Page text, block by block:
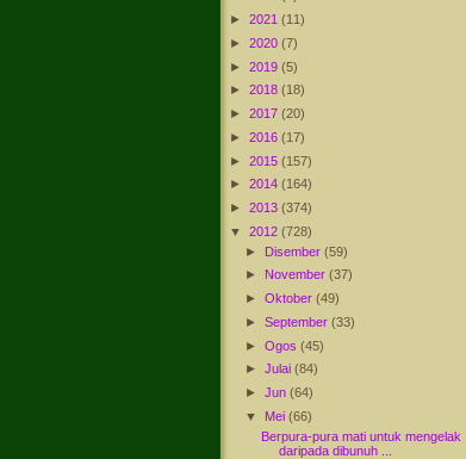
► 2021 (11)
► 2020 (7)
► 2019 (5)
► 2018 (18)
► 2017 (20)
► 2016 (17)
► 2015 (157)
► 2014 (164)
► 2013 (374)
▼
2012 (728)
► Disember(59)
► November(37)
►Oktober(49)
►September(33)
►Ogos(45)
►Julai(84)
►Jun(64)
▼
Mei(66)
Berpura-pura mati untuk mengelak
daripada dibunuh ...